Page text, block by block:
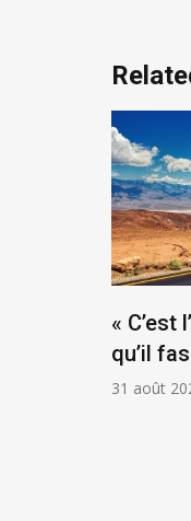
« C’est
qu’il
31 août